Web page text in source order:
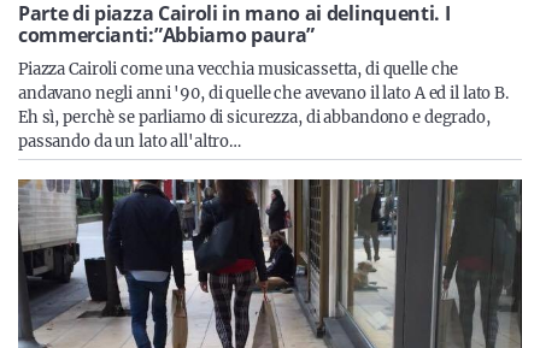
Servizi
Resta sempre aggiornato con le ultime news, iscriviti alla
nostra newsletter
Iscriviti
Parte di piazza Cairoli in mano ai delinquenti. I
commercianti:”Abbiamo paura”
Piazza Cairoli come una vecchia musicassetta, di quelle che
andavano negli anni '90, di quelle che avevano il lato A ed il lato B.
Eh sì, perchè se parliamo di sicurezza, di abbandono e degrado,
passando da un lato all'altro…